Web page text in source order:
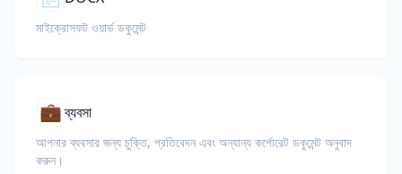
মাইক্রোসফট ওয়ার্ড ডকুমেন্ট
💼ব্যবসা
আপনার ব্যবসার জন্য চুক্তি, প্রতিবেদন এবং অন্যান্য কর্পোরেট ডকুমেন্ট অনুবাদ
করুন।